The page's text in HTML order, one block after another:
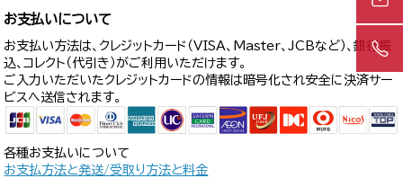
お支払いについて
お支払い方法は、クレジットカード（VISA、Master、JCBなど）、銀行振
込、コレクト（代引き）がご利用いただけます。
ご入力いただいたクレジットカードの情報は暗号化され安全に決済サー
ビスへ送信されます。
各種お支払いについて
お支払方法と発送/受取り方法と料金